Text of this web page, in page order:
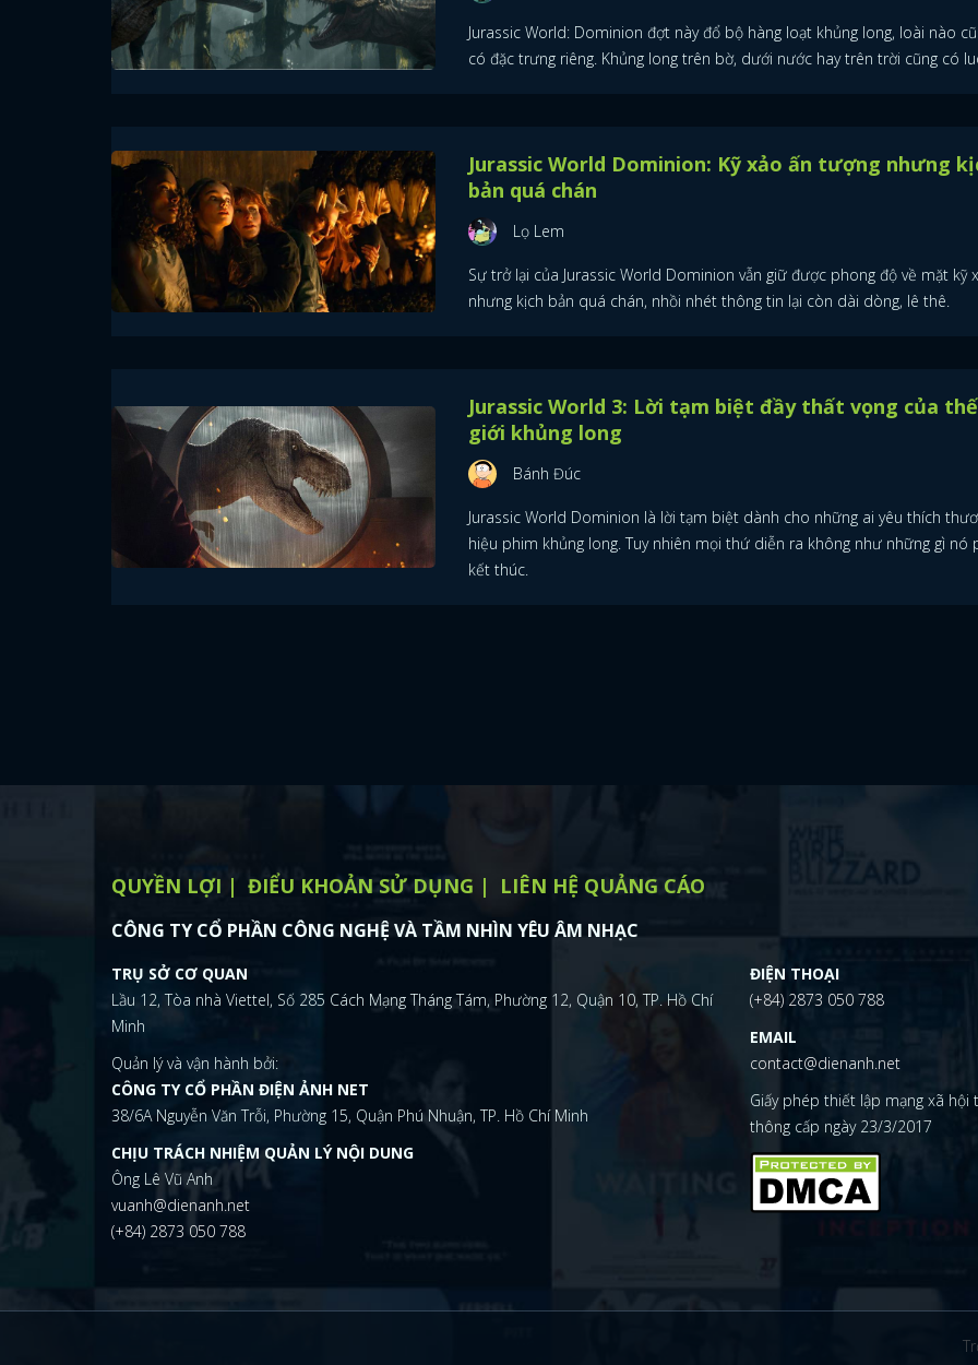
Jurassic World: Dominion đợt này đổ bộ hàng loạt khủng long, loài nào
có đặc trưng riêng. Khủng long trên bờ, dưới nước hay trên trời cũng có
Jurassic World Dominion: Kỹ xảo ấn tượng nhưng
bản quá chán
Lọ Lem
Sự trở lại của Jurassic World Dominion vẫn giữ được phong độ về mặt kỹ
nhưng kịch bản quá chán, nhồi nhét thông tin lại còn dài dòng, lê thê.
Jurassic World 3: Lời tạm biệt đầy thất vọng của thế
giới khủng long
Bánh Đúc
Jurassic World Dominion là lời tạm biệt dành cho những ai yêu thích
hiệu phim khủng long. Tuy nhiên mọi thứ diễn ra không như những gì nó
kết thúc.
QUYỀN LỢI ĐIỂU KHOẢN SỬ DỤNG LIÊN HỆ QUẢNG CÁO
CÔNG TY CỔ PHẦN CÔNG NGHỆ VÀ TẦM NHÌN YÊU ÂM NHẠC
TRỤ SỞ CƠ QUAN
Lầu 12, Tòa nhà Viettel, Số 285 Cách Mạng Tháng Tám, Phường 12, Quận 10, TP. Hồ Chí
Minh
Quản lý và vận hành bởi:
CÔNG TY CỔ PHẦN ĐIỆN ẢNH NET
38/6A Nguyễn Văn Trỗi, Phường 15, Quận Phú Nhuận, TP. Hồ Chí Minh
CHỊU TRÁCH NHIỆM QUẢN LÝ NỘI DUNG
Ông Lê Vũ Anh
vuanh@dienanh.net
(+84) 2873 050 788
ĐIỆN THOẠI
(+84) 2873 050 788
EMAIL
contact@dienanh.net
Giấy phép thiết lập mạng xã hội
thông cấp ngày 23/3/2017